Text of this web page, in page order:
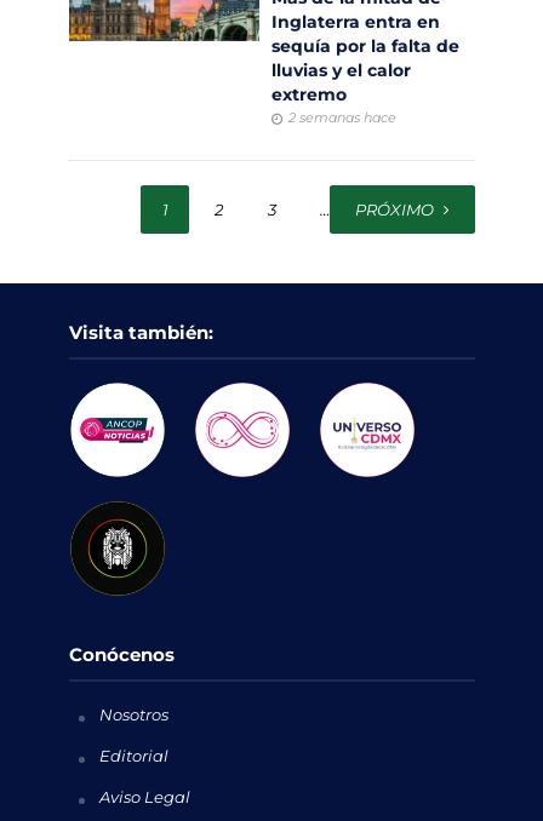
Inglaterra entra en
sequía por la falta de
lluvias y el calor
extremo
2 semanas hace
1 2 3 … 111
PRÓXIMO
Visita también:
Conócenos
Nosotros
Editorial
Aviso Legal